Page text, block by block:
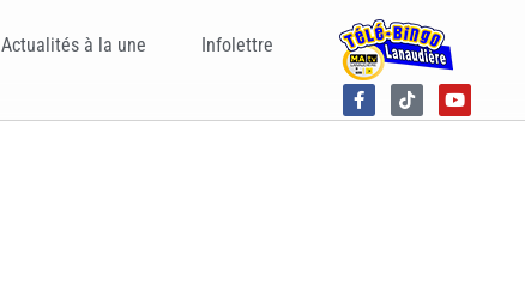
Actualités à la une Infolettre